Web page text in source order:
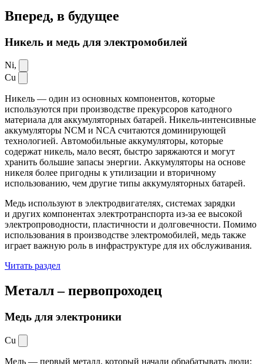
Вперед, в будущее
Никель и медь для электромобилей
Ni,
Cu
Никель — один из основных компонентов, которые
используются при производстве прекурсоров катодного
материала для аккумуляторных батарей. Никель-интенсивные
аккумуляторы NCM и NCA считаются доминирующей
технологией. Автомобильные аккумуляторы, которые
содержат никель, мало весят, быстро заряжаются и могут
хранить большие запасы энергии. Аккумуляторы на основе
никеля более пригодны к утилизации и вторичному
использованию, чем другие типы аккумуляторных батарей.
Медь используют в электродвигателях, системах зарядки
и других компонентах электротранспорта из-за ее высокой
электропроводности, пластичности и долговечности. Помимо
использования в производстве электромобилей, медь также
играет важную роль в инфраструктуре для их обслуживания.
Читать раздел
Металл –первопроходец
Медь для электроники
Cu
Медь — первый металл, который начали обрабатывать люди: